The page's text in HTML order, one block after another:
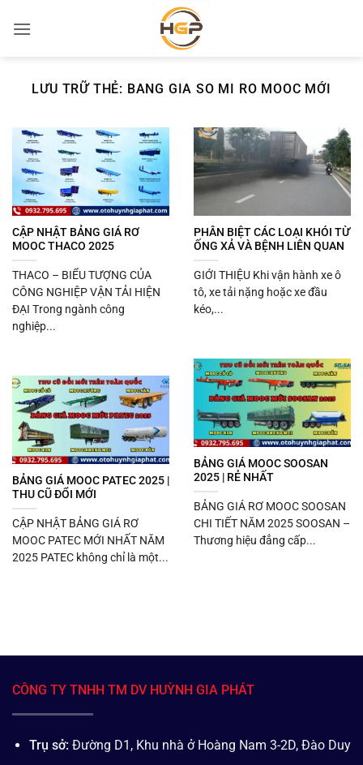
qua
LƯU TRỮ THẺ: BANG GIA SO MI RO MOOC MỚI
CẬP NHẬT BẢNG GIÁ RƠ
MOOC THACO 2025
THACO – BIỂU TƯỢNG CỦA
CÔNG NGHIỆP VẬN TẢI HIỆN
ĐẠI Trong ngành công
nghiệp...
PHÂN BIỆT CÁC LOẠI KHÓI TỪ
ỐNG XẢ VÀ BỆNH LIÊN QUAN
GIỚI THIỆU Khi vận hành xe ô
tô, xe tải nặng hoặc xe đầu
kéo,...
BẢNG GIÁ MOOC SOOSAN
2025 | RẺ NHẤT
BẢNG GIÁ RƠ MOOC SOOSAN
CHI TIẾT NĂM 2025 SOOSAN –
Thương hiệu đẳng cấp...
BẢNG GIÁ MOOC PATEC 2025 |
THU CŨ ĐỔI MỚI
CẬP NHẬT BẢNG GIÁ RƠ
MOOC PATEC MỚI NHẤT NĂM
2025 PATEC không chỉ là một...
CÔNG TY TNHH TM DV HUỲNH GIA PHÁT
Trụ sở: Đường D1, Khu nhà ở Hoàng Nam 3-2D, Đào Duy